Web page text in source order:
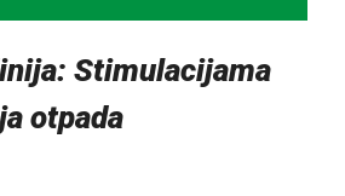
Stimulacijama
otpada